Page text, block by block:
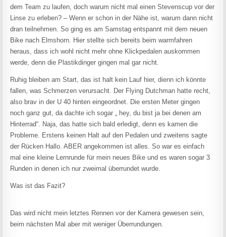
dem Team zu laufen, doch warum nicht mal einen Stevenscup vor der
Linse zu erleben? – Wenn er schon in der Nähe ist, warum dann nicht
dran teilnehmen. So ging es am Samstag entspannt mit dem neuen
Bike nach Elmshorn. Hier stellte sich bereits beim warmfahren
heraus, dass ich wohl nicht mehr ohne Klickpedalen auskommen
werde, denn die Plastikdinger gingen mal gar nicht.
Ruhig bleiben am Start, das ist halt kein Lauf hier, dienn ich könnte
fallen, was Schmerzen verursacht. Der Flying Dutchman hatte recht,
also brav in der U 40 hinten eingeordnet. Die ersten Meter gingen
noch ganz gut, da dachte ich sogar „ hey, du bist ja bei denen am
Hinterrad“. Naja, das hatte sich bald erledigt, denn es kamen die
Probleme. Erstens keinen Halt auf den Pedalen und zweitens sagte
der Rücken Hallo. ABER angekommen ist alles. So war es einfach
mal eine kleine Lernrunde für mein neues Bike und es waren sogar 3
Runden in denen ich nur zweimal überrundet wurde.
Was ist das Fazit?
Das wird nicht mein letztes Rennen vor der Kamera gewesen sein,
beim nächsten Mal aber mit weniger Überrundungen.